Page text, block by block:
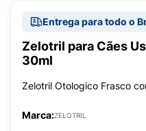
Entrega para todo o
Zelotril para Cães
30ml
Zelotril Otologico Frasco
Marca:ZELOTRIL